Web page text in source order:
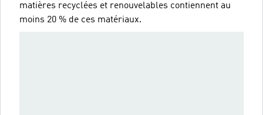
matières recyclées et renouvelables contiennent au
moins 20 % de ces matériaux.